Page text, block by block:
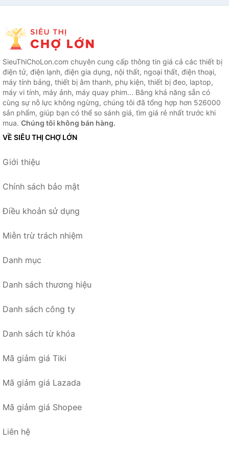
SieuThiChoLon.com chuyên cung cấp thông tin giá cả các thiết bị
điện tử, điện lạnh, điện gia dụng, nội thất, ngoại thất, điện thoại,
máy tính bảng, thiết bị âm thanh, phụ kiện, thiết bị đeo, laptop,
máy vi tính, máy ảnh, máy quay phim... Bằng khả năng sẵn có
cùng sự nỗ lực không ngừng, chúng tôi đã tổng hợp hơn 526000
sản phẩm, giúp bạn có thể so sánh giá, tìm giá rẻ nhất trước khi
mua. Chúng tôi không bán hàng.
VỀ SIÊU THỊ CHỢ LỚN
Giới thiệu
Chính sách bảo mật
Điều khoản sử dụng
Miễn trừ trách nhiệm
Danh mục
Danh sách thương hiệu
Danh sách công ty
Danh sách từ khóa
Mã giảm giá Tiki
Mã giảm giá Lazada
Mã giảm giá Shopee
Liên hệ